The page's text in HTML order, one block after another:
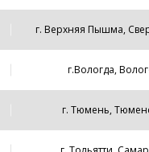
г. Верхняя Пышма,
г.Вологда,
г. Тюмень,